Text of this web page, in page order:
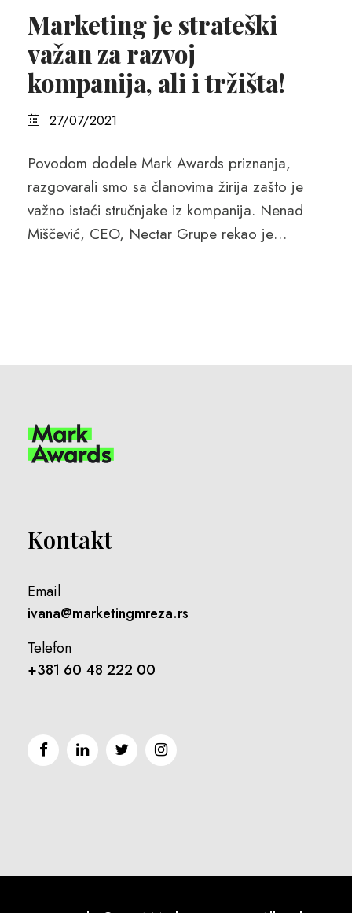
Marketing je strateški
važan za razvoj
kompanija, ali i tržišta!
27/07/2021
Povodom dodele Mark Awards priznanja,
razgovarali smo sa članovima žirija zašto je
važno istaći stručnjake iz kompanija. Nenad
Miščević, CEO, Nectar Grupe rekao je…
Kontakt
Email
ivana@marketingmreza.rs
Telefon
+381 60 48 222 00